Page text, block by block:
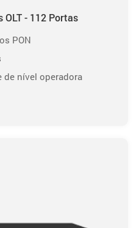
OLT - 112 Portas
PON
de nível operadora